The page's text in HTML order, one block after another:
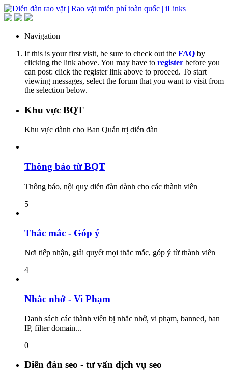
Navigation
If this is your first visit, be sure to check out the FAQ by
clicking the link above. You may have to register before you
can post: click the register link above to proceed. To start
viewing messages, select the forum that you want to visit from
the selection below.
Khu vực BQT
Khu vực dành cho Ban Quản trị diễn đàn
Thông báo từ BQT
Thông báo, nội quy diễn đàn dành cho các thành viên
5
Thắc mắc - Góp ý
Nơi tiếp nhận, giải quyết mọi thắc mắc, góp ý từ thành viên
4
Nhắc nhở - Vi Phạm
Danh sách các thành viên bị nhắc nhở, vi phạm, banned, ban
IP, filter domain...
0
Diễn đàn seo - tư vấn dịch vụ seo